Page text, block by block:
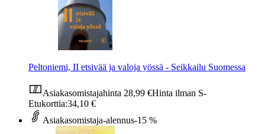
Peltoniemi, II etsivää ja valoja yössä - Seikkailu Suomessa
Asiakasomistajahinta 28,99 €Hinta ilman S-
Etukorttia:34,10 €
Asiakasomistaja-alennus-15 %